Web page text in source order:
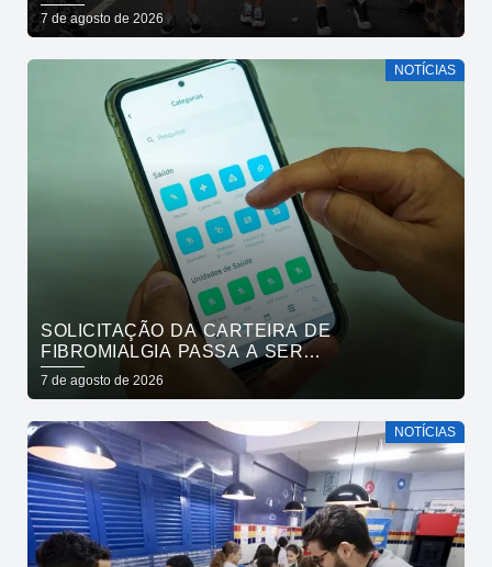
7 de agosto de 2026
NOTÍCIAS
SOLICITAÇÃO DA CARTEIRA DE
FIBROMIALGIA PASSA A SER
EXCLUSIVAMENTE PELO APLICATIVO JOÃO
PESSOA NA PALMA DA MÃO
7 de agosto de 2026
NOTÍCIAS